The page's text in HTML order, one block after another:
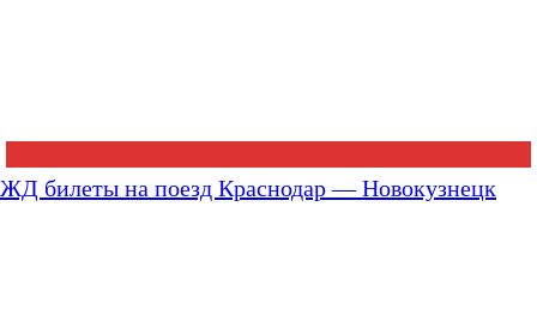
ЖД билеты на поезд Краснодар — Новокузнецк